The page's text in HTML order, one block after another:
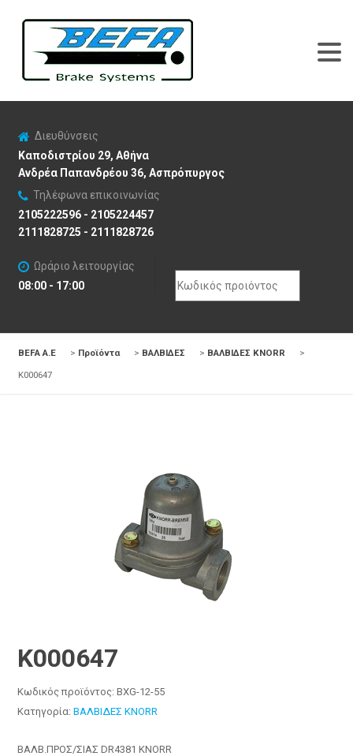
Διευθύνσεις
Καποδιστρίου 29, Αθήνα
Ανδρέα Παπανδρέου 36, Ασπρόπυργος
Τηλέφωνα επικοινωνίας
2105222596 - 2105224457
2111828725 - 2111828726
Ωράριο λειτουργίας
08:00 - 17:00
Search
for:
BEFA Α.Ε > Προϊόντα > ΒΑΛΒΙΔΕΣ > ΒΑΛΒΙΔΕΣ KNORR
>
K000647
K000647
Κωδικός προϊόντος:BXG-12-55
Κατηγορία:ΒΑΛΒΙΔΕΣ KNORR
ΒΑΛΒ.ΠΡΟΣ/ΣΙΑΣ DR4381 KNORR